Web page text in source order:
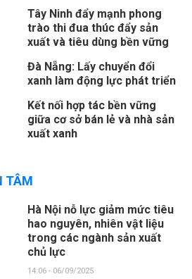
Tây Ninh đẩy mạnh phong
trào thi đua thúc đẩy sản
xuất và tiêu dùng bền vững
Đà Nẵng: Lấy chuyển đổi
xanh làm động lực phát triển
Kết nối hợp tác bền vững
giữa cơ sở bán lẻ và nhà sản
xuất xanh
TÂM
Hà Nội nỗ lực giảm mức tiêu
hao nguyên, nhiên vật liệu
trong các ngành sản xuất
chủ lực
14:06 - 06/09/2025